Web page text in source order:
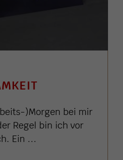
)Morgen bei mir
Regel bin ich vor
Ein ...